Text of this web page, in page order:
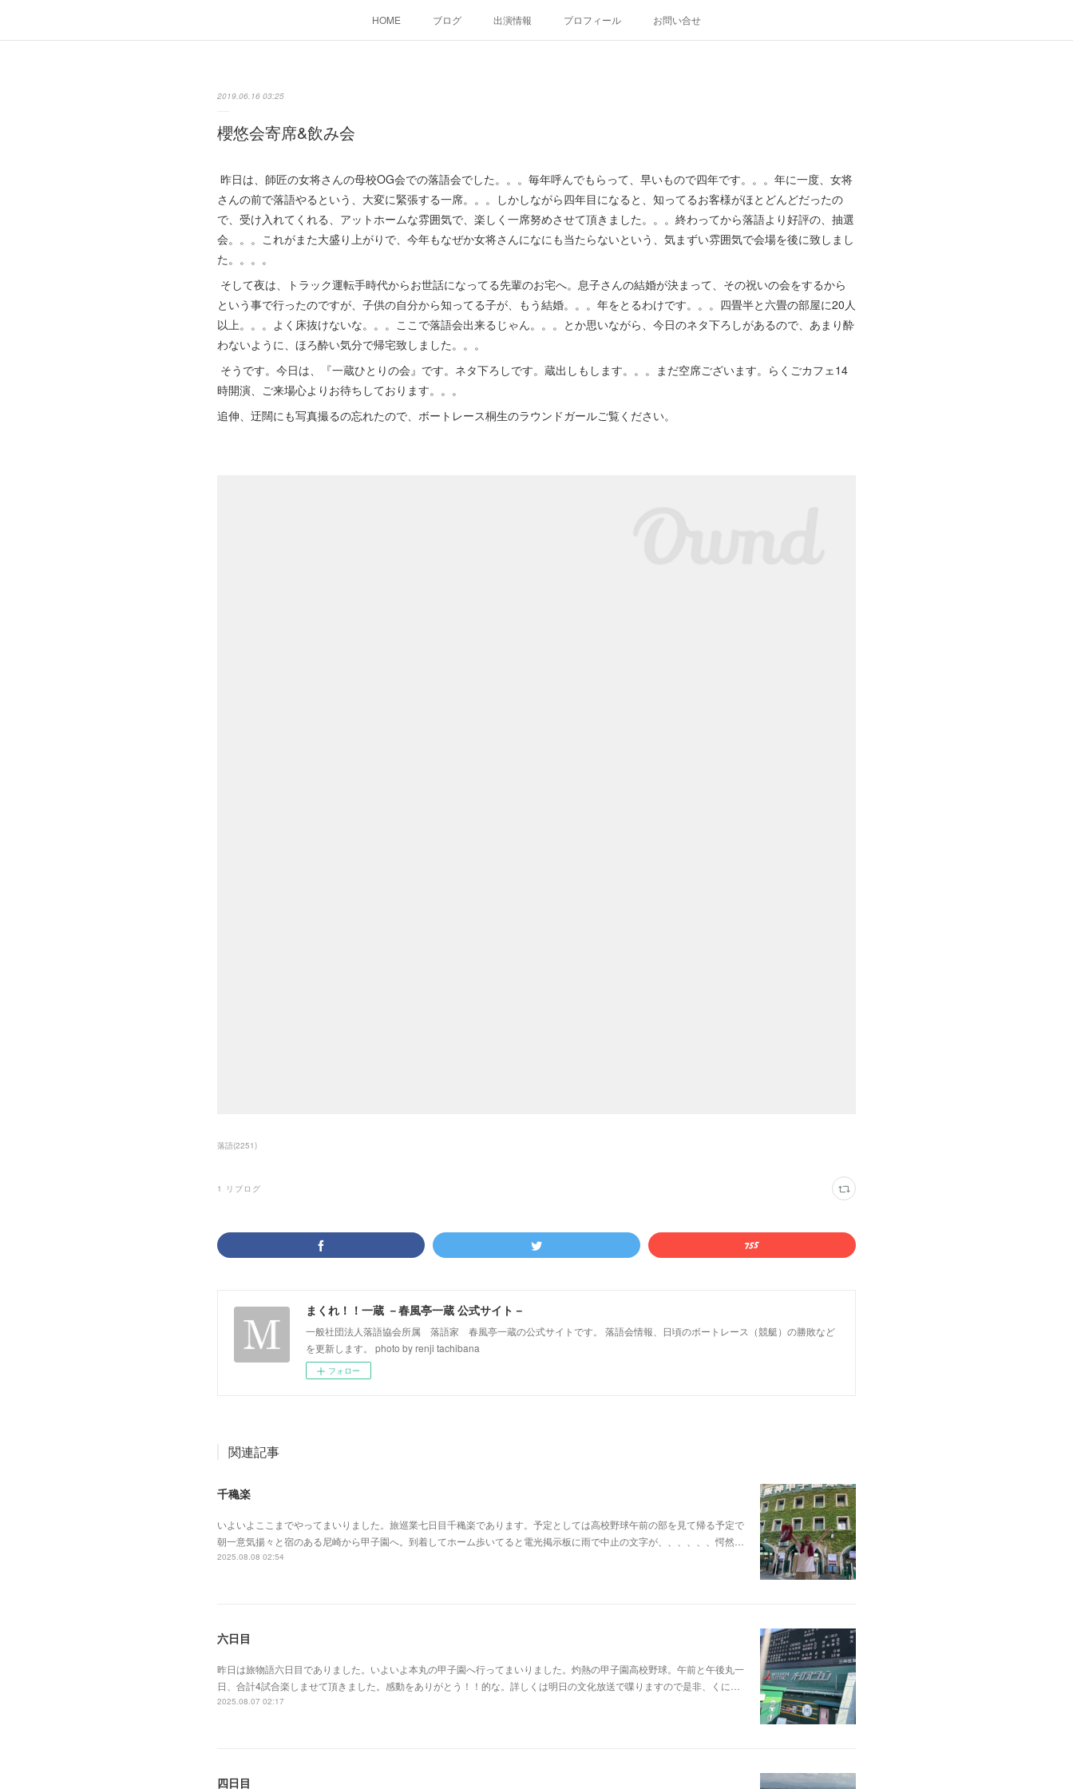
HOME ブログ 出演情報 プロフィール お問い合せ
2019.06.16 03:25
櫻悠会寄席&飲み会
昨日は、師匠の女将さんの母校OG会での落語会でした。。。毎年呼んでもらって、早いもので四年です。。。年に一度、女将
さんの前で落語やるという、大変に緊張する一席。。。しかしながら四年目になると、知ってるお客様がほとどんどだったの
で、受け入れてくれる、アットホームな雰囲気で、楽しく一席努めさせて頂きました。。。終わってから落語より好評の、抽選
会。。。これがまた大盛り上がりで、今年もなぜか女将さんになにも当たらないという、気まずい雰囲気で会場を後に致しまし
た。。。。
そして夜は、トラック運転手時代からお世話になってる先輩のお宅へ。息子さんの結婚が決まって、その祝いの会をするから
という事で行ったのですが、子供の自分から知ってる子が、もう結婚。。。年をとるわけです。。。四畳半と六畳の部屋に20人
以上。。。よく床抜けないな。。。ここで落語会出来るじゃん。。。とか思いながら、今日のネタ下ろしがあるので、あまり酔
わないように、ほろ酔い気分で帰宅致しました。。。
そうです。今日は、『一蔵ひとりの会』です。ネタ下ろしです。蔵出しもします。。。まだ空席ございます。らくごカフェ14
時開演、ご来場心よりお待ちしております。。。
追伸、迂闊にも写真撮るの忘れたので、ボートレース桐生のラウンドガールご覧ください。
落語(2251)
1 リブログ
まくれ！！一蔵 －春風亭一蔵 公式サイト－
一般社団法人落語協会所属 落語家 春風亭一蔵の公式サイトです。 落語会情報、日頃のボートレース（競艇）の勝敗など
を更新します。 photo by renji tachibana
フォロー
関連記事
千穐楽
いよいよここまでやってまいりました。旅巡業七日目千穐楽であります。予定としては高校野球午前の部を見て帰る予定で
朝一意気揚々と宿のある尼崎から甲子園へ。到着してホーム歩いてると電光掲示板に雨で中止の文字が、、、、、、愕然…
2025.08.08 02:54
六日目
昨日は旅物語六日目でありました。いよいよ本丸の甲子園へ行ってまいりました。灼熱の甲子園高校野球。午前と午後丸一
日、合計4試合楽しませて頂きました。感動をありがとう！！的な。詳しくは明日の文化放送で喋りますので是非、くに…
2025.08.07 02:17
四日目